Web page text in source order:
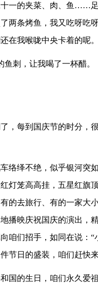
一的夹菜、肉、鱼……
两条烤鱼，我又吃呀吃
在我喉咙中央卡着的呢。
刺，让我喝了一杯醋。
，每到国庆节的时分，
络绎不绝，似乎银河突
灯笼高高挂，五星红旗
的去旅行、有的一家大
播映庆祝国庆的演出，
咱们招手，如同在说：
节日的盛装，咱们赶快来
国的生日，咱们永久爱